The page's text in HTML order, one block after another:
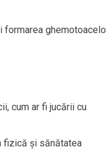
formarea
cum ar fi jucării cu
fizică și sănătatea